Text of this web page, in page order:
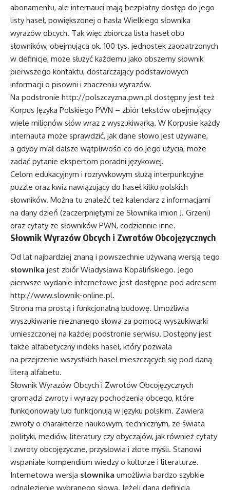
abonamentu, ale internauci mają bezpłatny dostęp do jego
listy haseł, powiększonej o hasła Wielkiego słownika
wyrazów obcych. Tak więc zbiorcza lista haseł obu
słowników, obejmująca ok. 100 tys. jednostek zaopatrzonych
w definicje, może służyć każdemu jako obszerny słownik
pierwszego kontaktu, dostarczający podstawowych
informacji o pisowni i znaczeniu wyrazów.
Na podstronie http://polszczyzna.pwn.pl dostępny jest też
Korpus Języka Polskiego PWN – zbiór tekstów obejmujący
wiele milionów słów wraz z wyszukiwarką. W Korpusie każdy
internauta może sprawdzić, jak dane słowo jest używane,
a gdyby miał dalsze wątpliwości co do jego użycia, może
zadać pytanie ekspertom poradni językowej.
Celom edukacyjnym i rozrywkowym służą interpunkcyjne
puzzle oraz kwiz nawiązujący do haseł kilku polskich
słowników. Można tu znaleźć też kalendarz z informacjami
na dany dzień (zaczerpniętymi ze Słownika imion J. Grzeni)
oraz cytaty ze słowników PWN, codziennie inne.
Słownik Wyrazów Obcych i Zwrotów Obcojęzycznych
Od lat najbardziej znaną i powszechnie używaną wersją tego
słownika jest zbiór Władysława Kopalińskiego. Jego
pierwsze wydanie internetowe jest dostępne pod adresem
http://www.slownik-online.pl.
Strona ma prostą i funkcjonalną budowę. Umożliwia
wyszukiwanie nieznanego słowa za pomocą wyszukiwarki
umieszczonej na każdej podstronie serwisu. Dostępny jest
także alfabetyczny indeks haseł, który pozwala
na przejrzenie wszystkich haseł mieszczących się pod daną
literą alfabetu.
Słownik Wyrazów Obcych i Zwrotów Obcojęzycznych
gromadzi zwroty i wyrazy pochodzenia obcego, które
funkcjonowały lub funkcjonują w języku polskim. Zawiera
zwroty o charakterze naukowym, technicznym, ze świata
polityki, mediów, literatury czy obyczajów, jak również cytaty
i zwroty obcojęzyczne, przysłowia i złote myśli. Stanowi
wspaniałe kompendium wiedzy o kulturze i literaturze.
Internetowa wersja słownika umożliwia bardzo szybkie
odnalezienie wybranego słowa. Jeżeli dana definicja